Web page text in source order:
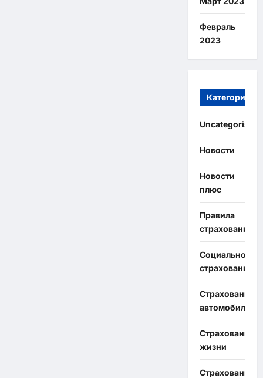
Февраль
2023
Категории
Uncategorised
Новости
Новости
плюс
Правила
страхования
Социальное
страхование
Страхование
автомобиля
Страхование
жизни
Страхование